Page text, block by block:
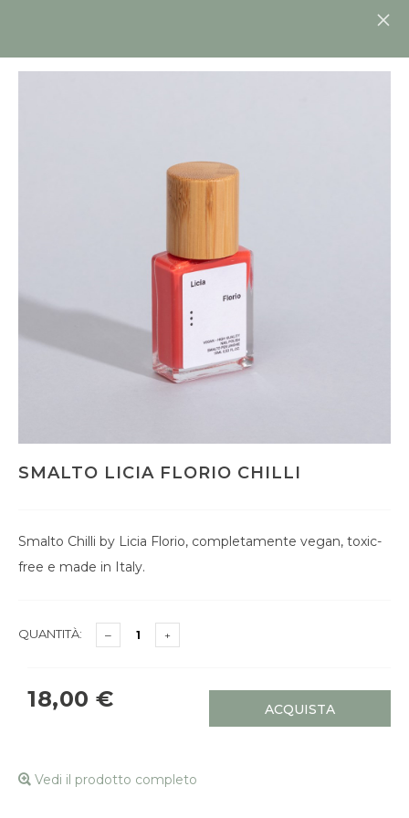
SMALTO LICIA FLORIO CHILLI
Smalto Chilli by Licia Florio, completamente vegan, toxic-
free e made in Italy.
QUANTITÀ:
18,00 € ACQUISTA
Vedi il prodotto completo